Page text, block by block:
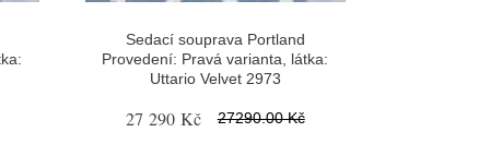
Sedací souprava Portland
Provedení: Pravá varianta, látka:
Uttario Velvet 2973
27 290 Kč 27290.00 Kč